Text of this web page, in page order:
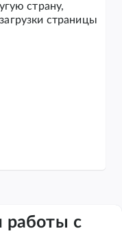
страну,
страницы
работы с